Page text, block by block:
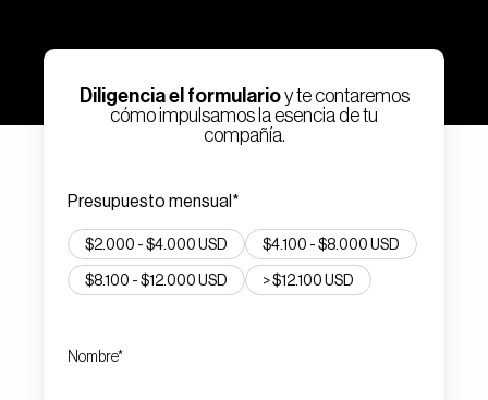
Diligencia el formularioy te contaremos
cómo impulsamos la esencia de tu
compañía.
Presupuesto mensual*
$2.000 - $4.000 USD $4.100 - $8.000 USD
$8.100 - $12.000 USD > $12.100 USD
Nombre*